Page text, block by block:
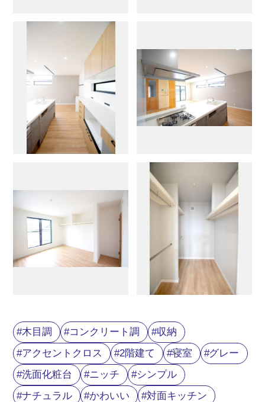
木目調 コンクリート調
収納
アクセントクロス
2階建て 寝室
グレー
洗面化粧台
ニッチ
シンプル
ナチュラル
かわいい
対面キッチン